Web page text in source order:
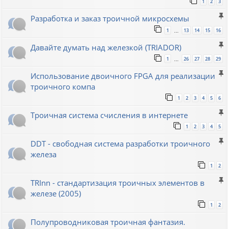
1 2 3
Разработка и заказ троичной микросхемы
1 13 14 15 16
Давайте думать над железкой (TRIADOR)
1 26 27 28 29
Использование двоичного FPGA для реализации
троичного компа
1 2 3 4 5 6
Троичная система счисления в интернете
1 2 3 4 5
DDT - свободная система разработки троичного
железа
1 2
TRInn - стандартизация троичных элементов в
железе (2005)
1 2
Полупроводниковая троичная фантазия.